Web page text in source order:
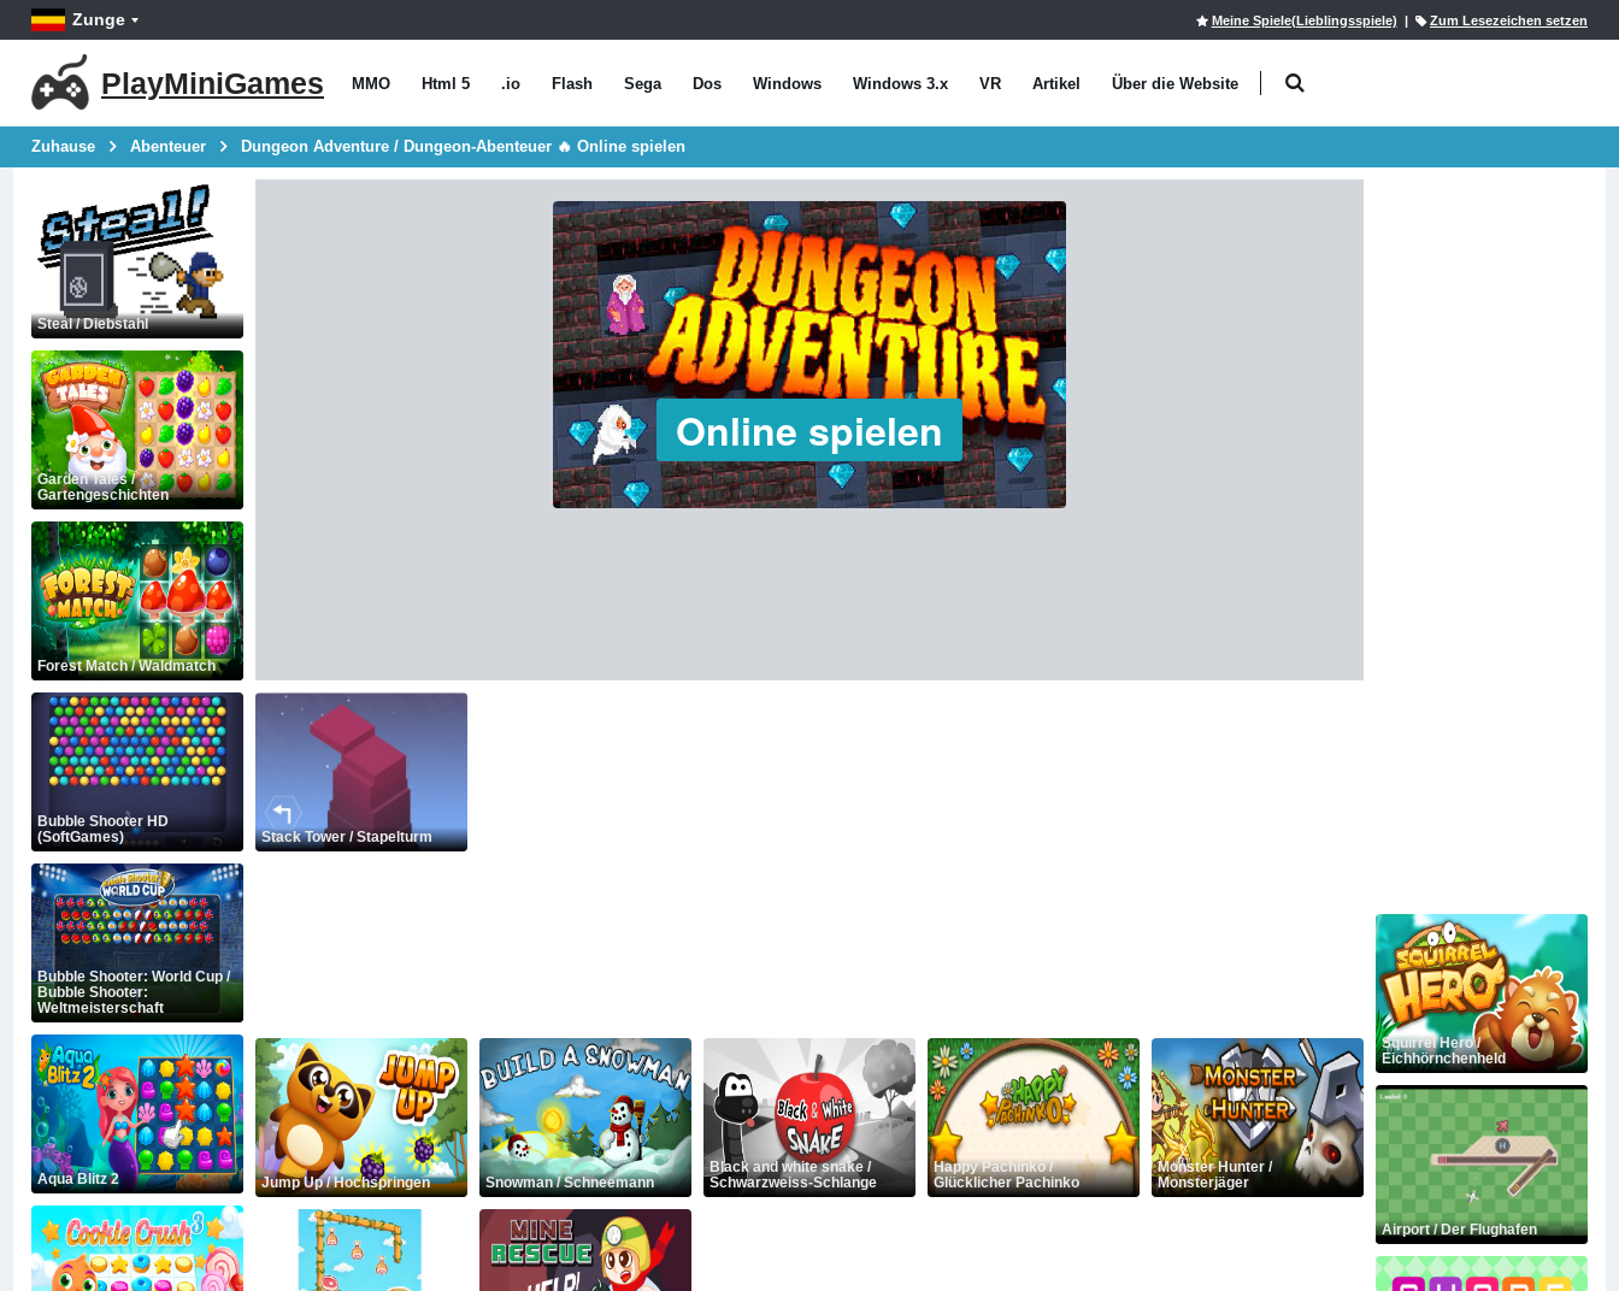
Zunge Meine Spiele(Lieblingsspiele) | Zum Lesezeichen setzen
PlayMiniGames MMO Html 5 .io Flash Sega Dos Windows Windows 3.x VR Artikel Über die Website
Zuhause Abenteuer Dungeon Adventure / Dungeon-Abenteuer 🔥 Online spielen
Steal / Diebstahl
Garden Tales /
Gartengeschichten
Forest Match / Waldmatch
Bubble Shooter HD
(SoftGames)
Bubble Shooter: World Cup /
Bubble Shooter:
Weltmeisterschaft
Aqua Blitz 2
Online spielen
Stack Tower / Stapelturm
Jump Up / Hochspringen Snowman / Schneemann
Black and white snake /
Schwarzweiss-Schlange
Happy Pachinko /
Glücklicher Pachinko
Monster Hunter /
Monsterjäger
Squirrel Hero /
Eichhörnchenheld
Airport / Der Flughafen